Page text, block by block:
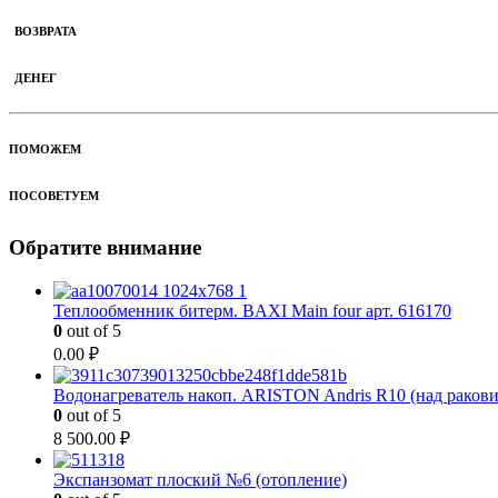
ВОЗВРАТА
ДЕНЕГ
ПОМОЖЕМ
ПОСОВЕТУЕМ
Обратите внимание
Теплообменник битерм. BAXI Main four арт. 616170
0 out of 5
0.00 ₽
Водонагреватель накоп. ARISTON Andris R10 (над
0 out of 5
8 500.00 ₽
Экспанзомат плоский №6 (отопление)